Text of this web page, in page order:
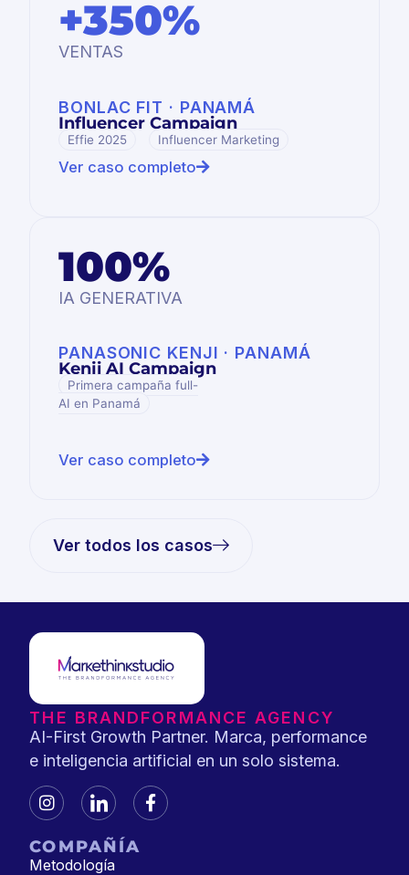
+350%
VENTAS
BONLAC FIT · PANAMÁ
Influencer Campaign
Effie 2025 Influencer Marketing
Ver caso completo
100%
IA GENERATIVA
PANASONIC KENJI · PANAMÁ
Kenji AI Campaign
Primera campaña full-
AI en Panamá
Ver caso completo
Ver todos los casos
THE BRANDFORMANCE AGENCY
AI-First Growth Partner. Marca, performance
e inteligencia artificial en un solo sistema.
COMPAÑÍA
Metodología